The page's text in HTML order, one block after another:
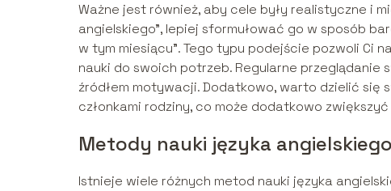
Ważne jest również, aby cele były realistyczne i
angielskiego”, lepiej sformułować go w sposób
w tym miesiącu”. Tego typu podejście pozwoli
nauki do swoich potrzeb. Regularne
źródłem motywacji. Dodatkowo, warto dzielić się
członkami rodziny, co może dodatkowo
Metody nauki języka angielskiego
Istnieje wiele różnych metod nauki języka